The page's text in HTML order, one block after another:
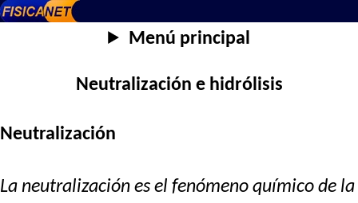
Menú principal
Neutralización e hidrólisis
Neutralización
La neutralización es el fenómeno químico de la